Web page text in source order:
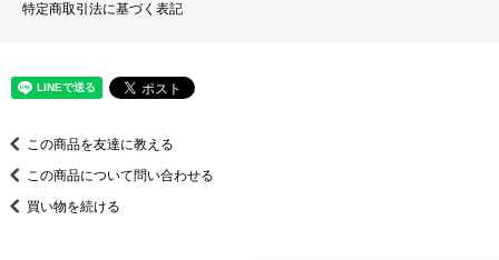
特定商取引法に基づく表記
この商品を友達に教える
この商品について問い合わせる
買い物を続ける